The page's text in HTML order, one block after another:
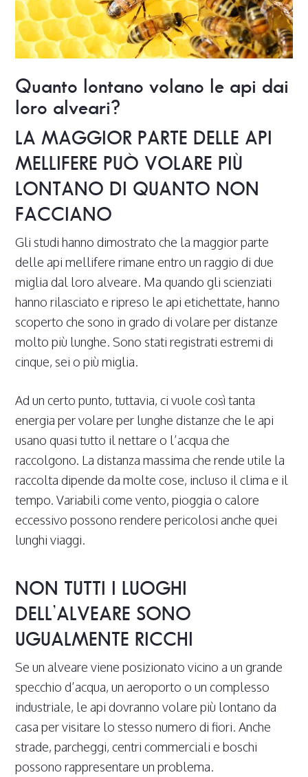
Quanto lontano volano le api dai
loro alveari?
LA MAGGIOR PARTE DELLE API
MELLIFERE PUÒ VOLARE PIÙ
LONTANO DI QUANTO NON
FACCIANO
Gli studi hanno dimostrato che la maggior parte
delle api mellifere rimane entro un raggio di due
miglia dal loro alveare. Ma quando gli scienziati
hanno rilasciato e ripreso le api etichettate, hanno
scoperto che sono in grado di volare per distanze
molto più lunghe. Sono stati registrati estremi di
cinque, sei o più miglia.
Ad un certo punto, tuttavia, ci vuole così tanta
energia per volare per lunghe distanze che le api
usano quasi tutto il nettare o l’acqua che
raccolgono. La distanza massima che rende utile la
raccolta dipende da molte cose, incluso il clima e il
tempo. Variabili come vento, pioggia o calore
eccessivo possono rendere pericolosi anche quei
lunghi viaggi.
NON TUTTI I LUOGHI
DELL’ALVEARE SONO
UGUALMENTE RICCHI
Se un alveare viene posizionato vicino a un grande
specchio d’acqua, un aeroporto o un complesso
industriale, le api dovranno volare più lontano da
casa per visitare lo stesso numero di fiori. Anche
strade, parcheggi, centri commerciali e boschi
possono rappresentare un problema.